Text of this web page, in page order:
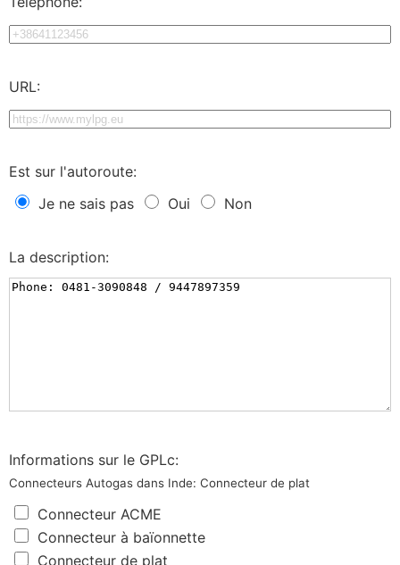
URL:
Est sur l'autoroute:
Je ne sais pas
Oui Non
La description:
Informations sur le GPLc:
Connecteurs Autogas dans Inde: Connecteur de plat
Connecteur ACME
Connecteur à baïonnette
Connecteur de plat